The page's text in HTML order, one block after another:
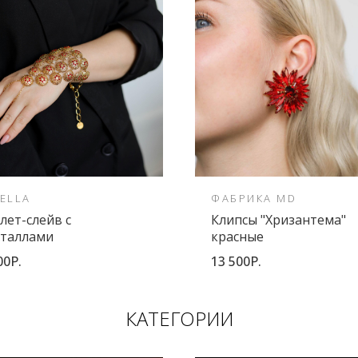
слейв с
ФАБРИКА MD
Клипсы "Хризантема"
красные
13 500Р.
КАТЕГОРИИ